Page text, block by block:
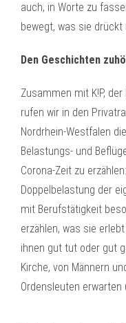
auch, in Worte zu
bewegt, was sie
Den Geschichten
Zusammen mit K!P,
rufen wir in den
Nordrhein-Westfalen
Belastungs- und
Corona-Zeit zu
Doppelbelastung der
mit Berufstätigkeit
erzählen, was sie
ihnen gut tut oder gut
Kirche, von Männern
Ordensleuten erwarten